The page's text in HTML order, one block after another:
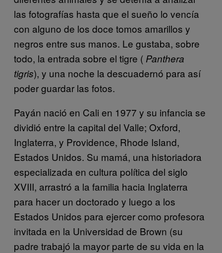
las fotografías hasta que el sueño lo vencía
con alguno de los doce tomos amarillos y
negros entre sus manos. Le gustaba, sobre
todo, la entrada sobre el tigre ( Panthera
tigris), y una noche la descuadernó para así
poder guardar las fotos.
Payán nació en Cali en 1977 y su infancia se
dividió entre la capital del Valle; Oxford,
Inglaterra, y Providence, Rhode Island,
Estados Unidos. Su mamá, una historiadora
especializada en cultura política del siglo
XVIII, arrastró a la familia hacia Inglaterra
para hacer un doctorado y luego a los
Estados Unidos para ejercer como profesora
invitada en la Universidad de Brown (su
padre trabajó la mayor parte de su vida en la